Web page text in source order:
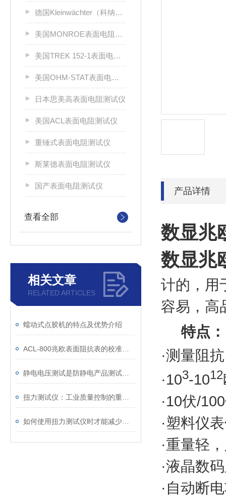
德国Kleinwächter（科纳沃茨特）
美国MONROE表面电阻测试仪
美国TREK 152-1表面电阻测试仪
美国OHM-STAT表面电阻测试仪
日本思美高表面电阻测试仪
美国ACL表面电阻测试仪
重锤式表面电阻测试仪
斯莱德表面电阻测试仪
国产表面电阻测试仪
查看全部
相关文章
RELATED ARTICLES
蠕动式点胶机的特点及优势介绍
产品详情
数显兆
数显兆
计的，用
容易，高
特点：
·测量阻
·103-1012
·10伏/
·塑料仪
·重量轻
·液晶数
·自动断